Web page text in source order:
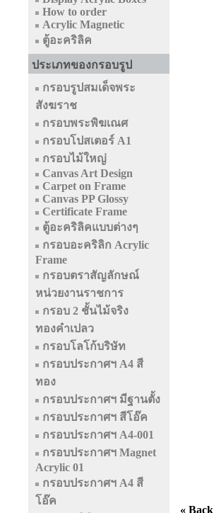
How to order
Acrylic Magnetic
ตู้อะคริลิค
ประเภทของกรอบรูป
กรอบรูปสมเด็จพระ
สังฆราช
กรอบพระพิฆเณศ
กรอบโปสเตอร์ A1
กรอบไม้ใหญ่
Canvas Art Design
Carpet on Frame
Canvas PP Glossy
Certificate Frame
ตู้อะคริลิคแบบต่างๆ
กรอบอะคริลิก Acrylic
Frame
กรอบตราสัญลักษณ์
หน่วยงานราชการ
กรอบ 2 ชั้นไม้จริง
ทองคำเปลว
กรอบโลโก้บริษัท
กรอบประกาศฯ A4 สี
ทอง
กรอบประกาศฯ มีฐานตั้ง
กรอบประกาศฯ สีโอ๊ค
กรอบประกาศฯ A4-001
กรอบประกาศฯ Magnet
Acrylic 01
กรอบประกาศฯ A4 สี
โอ๊ค
« Back